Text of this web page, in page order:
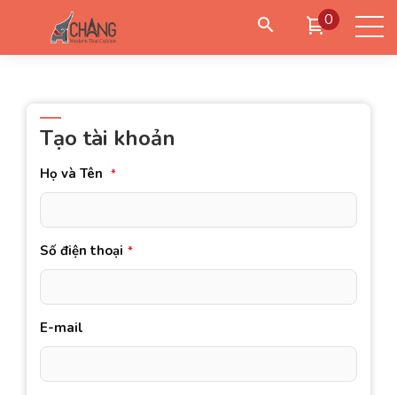
0
Đăng nhập/Tạo tài khoản
Tạo tài khoản
Họ và Tên *
Số điện thoại *
E-mail